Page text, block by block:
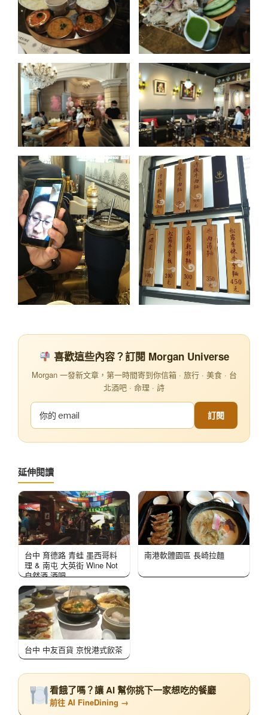
喜歡這些內容？訂閱 Morgan Universe
Morgan 一發新文章，第一時間寄到你信箱 · 旅行 · 美食 · 台
北酒吧 · 命理 · 詩
訂閱
延伸閱讀
台中 育德路 青蛙 墨西哥料
理 & 南屯 大英街 Wine Not
自然酒 酒吧
南港軟體園區 長崎拉麵
台中 中友百貨 京悅港式飲茶
看餓了嗎？讓 AI 幫你挑下一家想吃的餐廳
前往 AI FineDining →